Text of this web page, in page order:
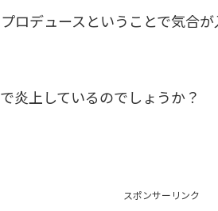
ロデュースということで気合
炎上しているのでしょうか？
スポンサーリンク